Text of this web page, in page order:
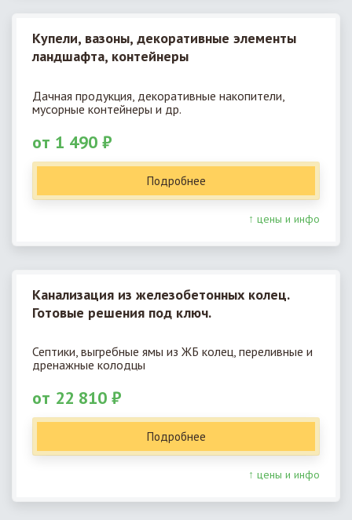
Купели, вазоны, декоративные элементы
ландшафта, контейнеры
Дачная продукция, декоративные накопители,
мусорные контейнеры и др.
от 1 490 ₽
Подробнее
↑ цены и инфо
Канализация из железобетонных колец.
Готовые решения под ключ.
Септики, выгребные ямы из ЖБ колец, переливные и
дренажные колодцы
от 22 810 ₽
Подробнее
↑ цены и инфо